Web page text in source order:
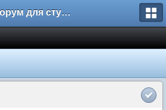
Форум для студента СГА